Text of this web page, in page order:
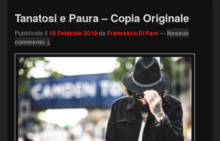
Tanatosi e Paura – Copia Originale
Pubblicato il 10 Febbraio 2019da Francesco Di Fant— Nessun
commento ↓